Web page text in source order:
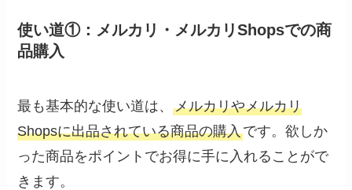
使い道①：メルカリ・メルカリShopsでの商
品購入
最も基本的な使い道は、メルカリやメルカリ
Shopsに出品されている商品の購入です。欲しか
った商品をポイントでお得に手に入れることがで
きます。